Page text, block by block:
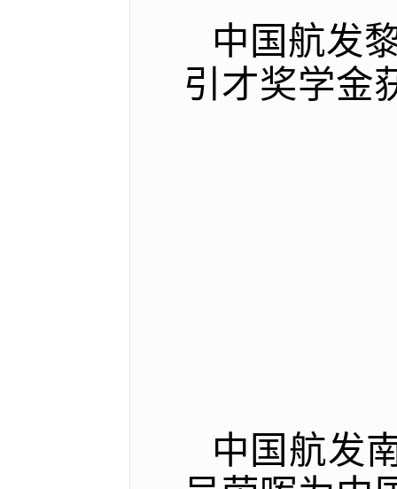
中国航发
引才奖学金
中国航发